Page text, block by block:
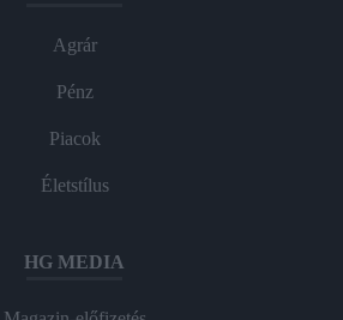
Agrár
Pénz
Piacok
Életstílus
HG MEDIA